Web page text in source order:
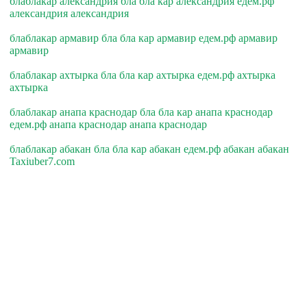
александрия александрия
блаблакар армавир бла бла кар армавир едем.рф армавир
армавир
блаблакар ахтырка бла бла кар ахтырка едем.рф ахтырка
ахтырка
блаблакар анапа краснодар бла бла кар анапа краснодар
едем.рф анапа краснодар анапа краснодар
блаблакар абакан бла бла кар абакан едем.рф абакан абакан
Taxiuber7.com